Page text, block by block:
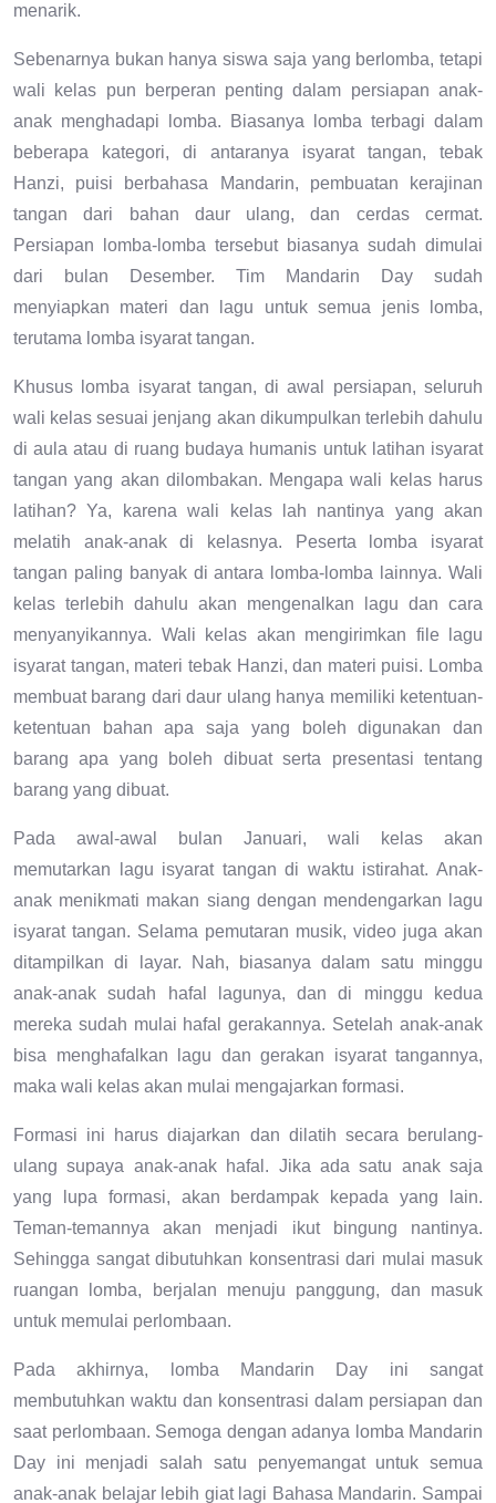
menarik.
Sebenarnya bukan hanya siswa saja yang berlomba, tetapi
wali kelas pun berperan penting dalam persiapan anak-
anak menghadapi lomba. Biasanya lomba terbagi dalam
beberapa kategori, di antaranya isyarat tangan, tebak
Hanzi, puisi berbahasa Mandarin, pembuatan kerajinan
tangan dari bahan daur ulang, dan cerdas cermat.
Persiapan lomba-lomba tersebut biasanya sudah dimulai
dari bulan Desember. Tim Mandarin Day sudah
menyiapkan materi dan lagu untuk semua jenis lomba,
terutama lomba isyarat tangan.
Khusus lomba isyarat tangan, di awal persiapan, seluruh
wali kelas sesuai jenjang akan dikumpulkan terlebih dahulu
di aula atau di ruang budaya humanis untuk latihan isyarat
tangan yang akan dilombakan. Mengapa wali kelas harus
latihan? Ya, karena wali kelas lah nantinya yang akan
melatih anak-anak di kelasnya. Peserta lomba isyarat
tangan paling banyak di antara lomba-lomba lainnya. Wali
kelas terlebih dahulu akan mengenalkan lagu dan cara
menyanyikannya. Wali kelas akan mengirimkan file lagu
isyarat tangan, materi tebak Hanzi, dan materi puisi. Lomba
membuat barang dari daur ulang hanya memiliki ketentuan-
ketentuan bahan apa saja yang boleh digunakan dan
barang apa yang boleh dibuat serta presentasi tentang
barang yang dibuat.
Pada awal-awal bulan Januari, wali kelas akan
memutarkan lagu isyarat tangan di waktu istirahat. Anak-
anak menikmati makan siang dengan mendengarkan lagu
isyarat tangan. Selama pemutaran musik, video juga akan
ditampilkan di layar. Nah, biasanya dalam satu minggu
anak-anak sudah hafal lagunya, dan di minggu kedua
mereka sudah mulai hafal gerakannya. Setelah anak-anak
bisa menghafalkan lagu dan gerakan isyarat tangannya,
maka wali kelas akan mulai mengajarkan formasi.
Formasi ini harus diajarkan dan dilatih secara berulang-
ulang supaya anak-anak hafal. Jika ada satu anak saja
yang lupa formasi, akan berdampak kepada yang lain.
Teman-temannya akan menjadi ikut bingung nantinya.
Sehingga sangat dibutuhkan konsentrasi dari mulai masuk
ruangan lomba, berjalan menuju panggung, dan masuk
untuk memulai perlombaan.
Pada akhirnya, lomba Mandarin Day ini sangat
membutuhkan waktu dan konsentrasi dalam persiapan dan
saat perlombaan. Semoga dengan adanya lomba Mandarin
Day ini menjadi salah satu penyemangat untuk semua
anak-anak belajar lebih giat lagi Bahasa Mandarin. Sampai